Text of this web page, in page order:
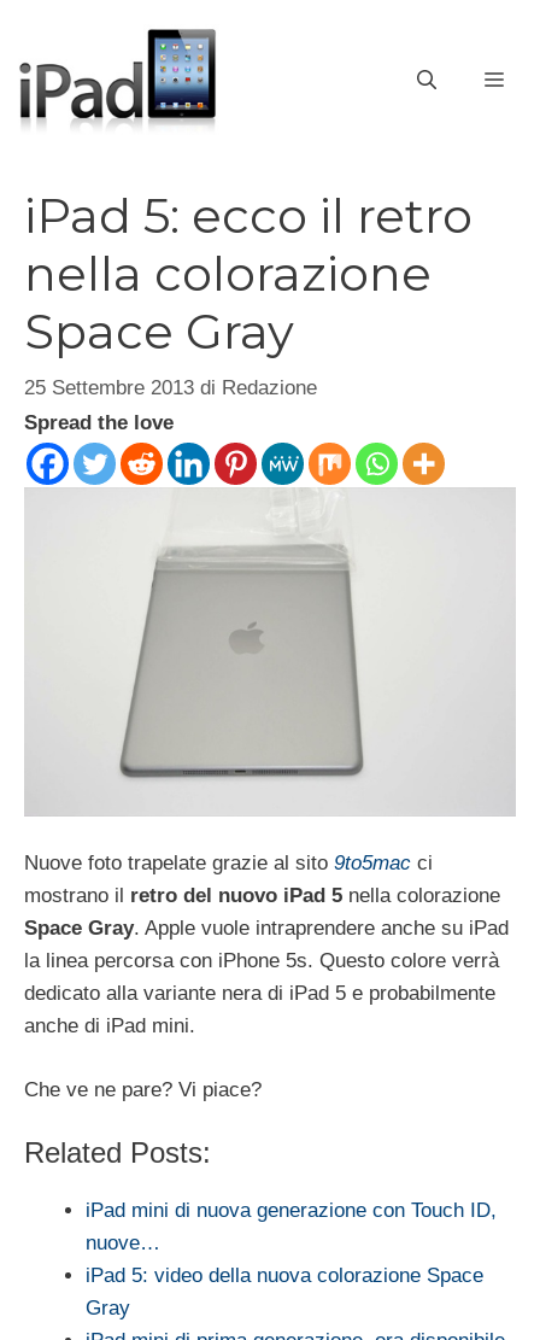
contenuto
iPad 5: ecco il retro
nella colorazione
Space Gray
25 Settembre 2013 di Redazione
Spread the love
Nuove foto trapelate grazie al sito 9to5mac ci
mostrano il retro del nuovo iPad 5 nella colorazione
Space Gray. Apple vuole intraprendere anche su iPad
la linea percorsa con iPhone 5s. Questo colore verrà
dedicato alla variante nera di iPad 5 e probabilmente
anche di iPad mini.
Che ve ne pare? Vi piace?
Related Posts:
iPad mini di nuova generazione con Touch ID,
nuove…
iPad 5: video della nuova colorazione Space
Gray